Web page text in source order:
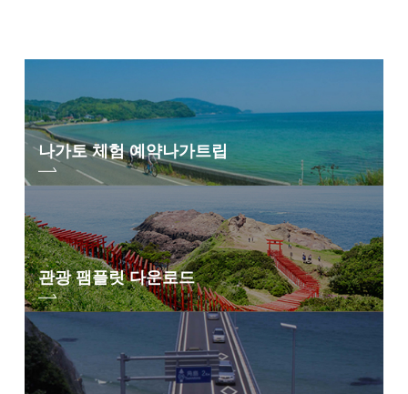
나가토 체험 예약나가트립
관광 팸플릿 다운로드